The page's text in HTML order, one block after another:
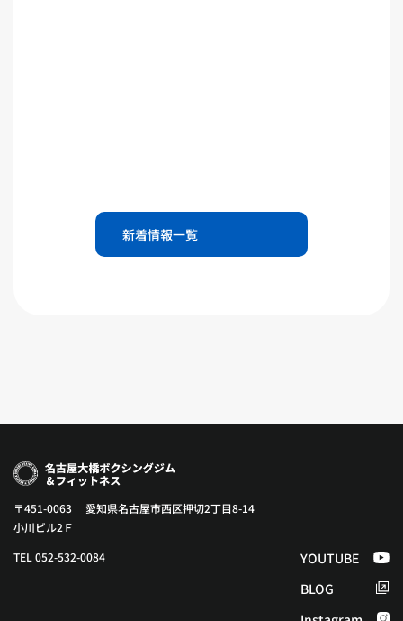
新着情報一覧
〒451-0063 愛知県名古屋市西区押切2丁目8-14
小川ビル2Ｆ
TEL 052-532-0084
YOUTUBE
BLOG